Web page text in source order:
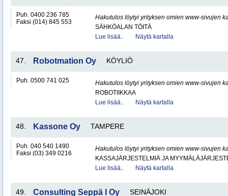
Puh. 0400 236 785
Faksi (014) 845 553
Hakutulos löytyi yrityksen omien www-sivujen
SÄHKÖALAN TÖITÄ
Lue lisää..
Näytä kartalla
47. Robotmation Oy KÖYLIÖ
Puh. 0500 741 025
Hakutulos löytyi yrityksen omien www-sivujen
ROBOTIIKKAA
Lue lisää..
Näytä kartalla
48. Kassone Oy TAMPERE
Puh. 040 540 1490
Faksi (03) 349 0216
Hakutulos löytyi yrityksen omien www-sivujen
KASSAJÄRJESTELMIÄ JA
Lue lisää..
Näytä kartalla
49. Consulting Seppä I Oy SEINÄJOKI